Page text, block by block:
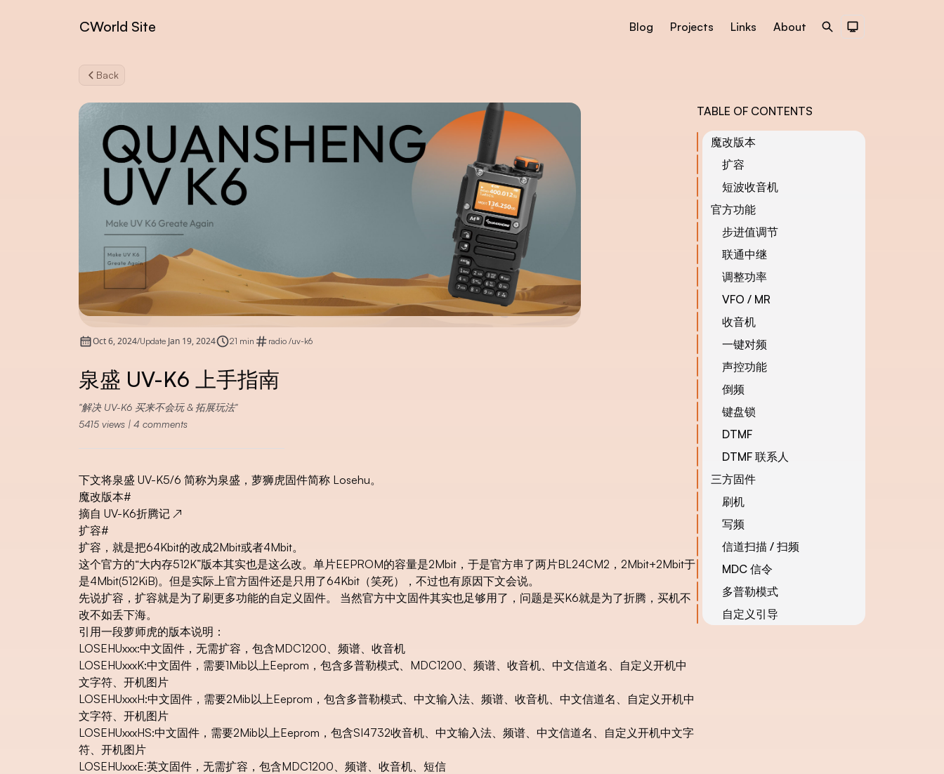
CWorld Site Blog Projects Links About SearchDark Theme
Back
TABLE OF CONTENTS
魔改版本
扩容
短波收音机
官方功能
步进值调节
联通中继
调整功率
VFO / MR
收音机
一键对频
声控功能
倒频
键盘锁
DTMF
DTMF 联系人
三方固件
刷机
写频
信道扫描 / 扫频
MDC 信令
多普勒模式
自定义引导
Oct 6, 2024/Update Jan 19, 2024 21 min radio /uv-k6
泉盛 UV-K6 上手指南
解决 UV-K6 买来不会玩 & 拓展玩法
5415 views | 4 comments
下文将泉盛 UV-K5/6 简称为泉盛，萝狮虎固件简称 Losehu。
魔改版本#
摘自 UV-K6折腾记 ↗
扩容#
扩容，就是把64Kbit的改成2Mbit或者4Mbit。
这个官方的“大内存512K”版本其实也是这么改。单片EEPROM的容量是2Mbit，于是官方串了两片BL24CM2，2Mbit+2Mbit于
是4Mbit(512KiB)。但是实际上官方固件还是只用了64Kbit（笑死），不过也有原因下文会说。
先说扩容，扩容就是为了刷更多功能的自定义固件。 当然官方中文固件其实也足够用了，问题是买K6就是为了折腾，买机不
改不如丢下海。
引用一段萝师虎的版本说明：
LOSEHUxxx:中文固件，无需扩容，包含MDC1200、频谱、收音机
LOSEHUxxxK:中文固件，需要1Mib以上Eeprom，包含多普勒模式、MDC1200、频谱、收音机、中文信道名、自定义开机中
文字符、开机图片
LOSEHUxxxH:中文固件，需要2Mib以上Eeprom，包含多普勒模式、中文输入法、频谱、收音机、中文信道名、自定义开机中
文字符、开机图片
LOSEHUxxxHS:中文固件，需要2Mib以上Eeprom，包含SI4732收音机、中文输入法、频谱、中文信道名、自定义开机中文字
符、开机图片
LOSEHUxxxE:英文固件，无需扩容，包含MDC1200、频谱、收音机、短信